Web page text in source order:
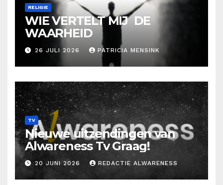
RELIGIE
WIE VERTELT MIJ DE
WAARHEID
26 JULI 2026 PATRICIA MENSINK
TV
Nieuwe uitzendingen van
Alwareness Tv Graag!
20 JUNI 2026 REDACTIE ALWARENESS